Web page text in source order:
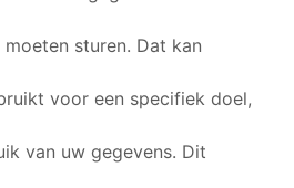
sturen. Dat kan
voor een specifiek doel,
van uw gegevens. Dit